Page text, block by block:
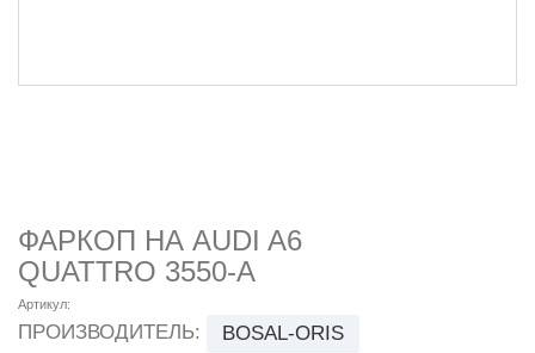
ФАРКОП НА AUDI A6
QUATTRO 3550-A
Артикул:
ПРОИЗВОДИТЕЛЬ: BOSAL-ORIS